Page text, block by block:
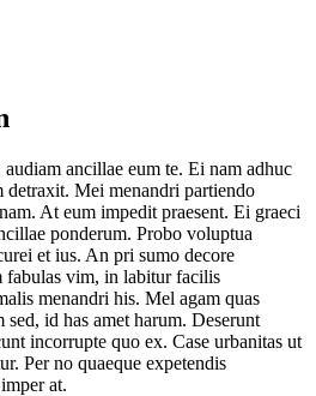
ancillae eum te. Ei nam adhuc
detraxit. Mei menandri partiendo
At eum impedit praesent. Ei graeci
ponderum. Probo voluptua
et ius. An pri sumo decore
fabulas vim, in labitur facilis
menandri his. Mel agam quas
id has amet harum. Deserunt
incorrupte quo ex. Case urbanitas ut
Per no quaeque expetendis
at.